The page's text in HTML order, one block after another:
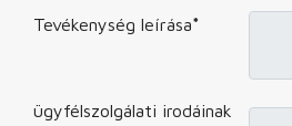
Tevékenység leírása*
ügyfélszolgálati irodáinak